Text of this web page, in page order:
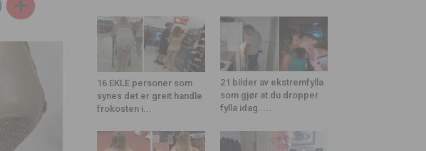
16 EKLE personer som
synes det er greit handle
frokosten i...
21 bilder av ekstremfylla
som gjør at du dropper
fylla idag.....